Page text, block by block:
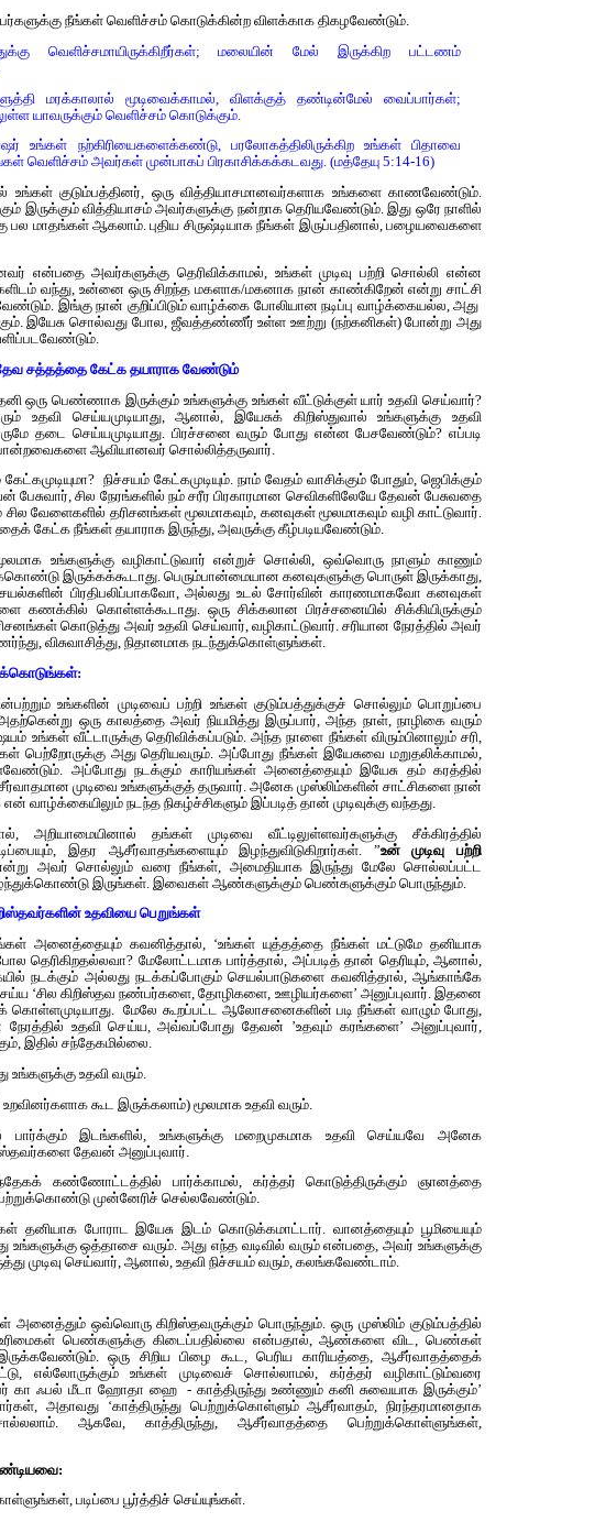
நீங்கள் வெளிச்சம் கொடுக்கின்ற விளக்காக திகழவேண்டும்.
வெளிச்சமாயிருக்கிறீர்கள்; மலையின் மேல் இருக்கிற பட்டணம்
மரக்காலால் மூடிவைக்காமல், விளக்குத் தண்டின்மேல் வைப்பார்கள்;
யாவருக்கும் வெளிச்சம் கொடுக்கும்.
உங்கள் நற்கிரியைகளைக்கண்டு, பரலோகத்திலிருக்கிற உங்கள் பிதாவை
வெளிச்சம் அவர்கள் முன்பாகப் பிரகாசிக்கக்கடவது. (மத்தேயு 5:14-16)
உங்கள் குடும்பத்தினர், ஒரு வித்தியாசமானவர்களாக உங்களை காணவேண்டும்.
இருக்கும் வித்தியாசம் அவர்களுக்கு நன்றாக தெரியவேண்டும். இது ஒரே நாளில்
பல மாதங்கள் ஆகலாம். புதிய சிருஷ்டியாக நீங்கள் இருப்பதினால், பழையவைகளை
என்பதை அவர்களுக்கு தெரிவிக்காமல், உங்கள் முடிவு பற்றி சொல்லி என்ன
வந்து, உன்னை ஒரு சிறந்த மகளாக/மகனாக நான் காண்கிறேன் என்று சாட்சி
இங்கு நான் குறிப்பிடும் வாழ்க்கை போலியான நடிப்பு வாழ்க்கையல்ல, அது
இயேசு சொல்வது போல, ஜீவத்தண்ணீர் உள்ள ஊற்று (நற்கனிகள்) போன்று அது
சத்தத்தை கேட்க தயாராக வேண்டும்
தனி ஒரு பெண்ணாக இருக்கும் உங்களுக்கு உங்கள் வீட்டுக்குள் யார் உதவி செய்வார்?
உதவி செய்யமுடியாது, ஆனால், இயேசுக் கிறிஸ்துவால் உங்களுக்கு உதவி
தடை செய்யமுடியாது. பிரச்சனை வரும் போது என்ன பேசவேண்டும்? எப்படி
ஆவியானவர் சொல்லித்தருவார்.
நிச்சயம் கேட்கமுடியும். நாம் வேதம் வாசிக்கும் போதும், ஜெபிக்கும்
பேசுவார், சில நேரங்களில் நம் சரீர பிரகாரமான செவிகளிலேயே தேவன் பேசுவதை
சில வேளைகளில் தரிசனங்கள் மூலமாகவும், கனவுகள் மூலமாகவும் வழி காட்டுவார்.
கேட்க நீங்கள் தயாராக இருந்து, அவருக்கு கீழ்படியவேண்டும்.
உங்களுக்கு வழிகாட்டுவார் என்றுச் சொல்லி, ஒவ்வொரு நாளும் காணும்
இருக்கக்கூடாது. பெரும்பான்மையான கனவுகளுக்கு பொருள் இருக்காது,
பிரதிபலிப்பாகவோ, அல்லது உடல் சோர்வின் காரணமாகவோ கனவுகள்
கணக்கில் கொள்ளக்கூடாது. ஒரு சிக்கலான பிரச்சனையில் சிக்கியிருக்கும்
கொடுத்து அவர் உதவி செய்வார், வழிகாட்டுவார். சரியான நேரத்தில் அவர்
விசுவாசித்து, நிதானமாக நடந்துக்கொள்ளுங்கள்.
உங்களின் முடிவைப் பற்றி உங்கள் குடும்பத்துக்குச் சொல்லும் பொறுப்பை
ஒரு காலத்தை அவர் நியமித்து இருப்பார், அந்த நாள், நாழிகை வரும்
உங்கள் வீட்டாருக்கு தெரிவிக்கப்படும். அந்த நாளை நீங்கள் விரும்பினாலும் சரி,
பெற்றோருக்கு அது தெரியவரும். அப்போது நீங்கள் இயேசுவை மறுதலிக்காமல்,
அப்போது நடக்கும் காரியங்கள் அனைத்தையும் இயேசு தம் கரத்தில்
முடிவை உங்களுக்குத் தருவார். அனேக முஸ்லிம்களின் சாட்சிகளை நான்
வாழ்க்கையிலும் நடந்த நிகழ்ச்சிகளும் இப்படித் தான் முடிவுக்கு வந்தது.
அறியாமையினால் தங்கள் முடிவை வீட்டிலுள்ளவர்களுக்கு சீக்கிரத்தில்
இதர ஆசீர்வாதங்களையும் இழந்துவிடுகிறார்கள். ”உன் முடிவு பற்றி
அவர் சொல்லும் வரை நீங்கள், அமைதியாக இருந்து மேலே சொல்லப்பட்ட
இருங்கள். இவைகள் ஆண்களுக்கும் பெண்களுக்கும் பொருந்தும்.
உதவியை பெறுங்கள்
அனைத்தையும் கவனித்தால், ‘உங்கள் யுத்தத்தை நீங்கள் மட்டுமே தனியாக
தெரிகிறதல்லவா? மேலோட்டமாக பார்த்தால், அப்படித் தான் தெரியும், ஆனால்,
நடக்கும் அல்லது நடக்கப்போகும் செயல்பாடுகளை கவனித்தால், ஆங்காங்கே
‘சில கிறிஸ்தவ நண்பர்களை, தோழிகளை, ஊழியர்களை’ அனுப்புவார். இதனை
கொள்ளமுடியாது. மேலே கூறப்பட்ட ஆலோசனைகளின் படி நீங்கள் வாழும் போது,
உதவி செய்ய, அவ்வப்போது தேவன் ’உதவும் கரங்களை’ அனுப்புவார்,
இதில் சந்தேகமில்லை.
உங்களுக்கு உதவி வரும்.
கூட இருக்கலாம்) மூலமாக உதவி வரும்.
பார்க்கும் இடங்களில், உங்களுக்கு மறைமுகமாக உதவி செய்யவே அனேக
தேவன் அனுப்புவார்.
கண்ணோட்டத்தில் பார்க்காமல், கர்த்தர் கொடுத்திருக்கும் ஞானத்தை
முன்னேரிச் செல்லவேண்டும்.
தனியாக போராட இயேசு இடம் கொடுக்கமாட்டார். வானத்தையும் பூமியையும்
உங்களுக்கு ஒத்தாசை வரும். அது எந்த வடிவில் வரும் என்பதை, அவர் உங்களுக்கு
முடிவு செய்வார், ஆனால், உதவி நிச்சயம் வரும், கலங்கவேண்டாம்.
அனைத்தும் ஒவ்வொரு கிறிஸ்தவருக்கும் பொருந்தும். ஒரு முஸ்லிம் குடும்பத்தில்
உரிமைகள் பெண்களுக்கு கிடைப்பதில்லை என்பதால், ஆண்களை விட, பெண்கள்
ஒரு சிறிய பிழை கூட, பெரிய காரியத்தை, ஆசீர்வாதத்தைக்
எல்லோருக்கும் உங்கள் முடிவைச் சொல்லாமல், கர்த்தர் வழிகாட்டும்வரை
கா ஃபல் மீடா ஹோதா ஹை - காத்திருந்து உண்ணும் கனி சுவையாக இருக்கும்’
அதாவது ‘காத்திருந்து பெற்றுக்கொள்ளும் ஆசீர்வாதம், நிரந்தரமானதாக
ஆகவே, காத்திருந்து, ஆசீர்வாதத்தை பெற்றுக்கொள்ளுங்கள்,
படிப்பை பூர்த்திச் செய்யுங்கள்.